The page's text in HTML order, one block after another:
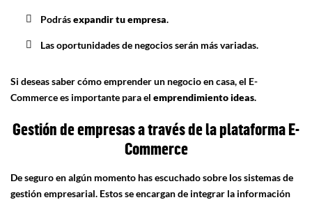
Podrásexpandir tu empresa.
Las oportunidades de negocios serán más variadas.
Si deseas saber cómo emprender un negocio en casa, el E-
Commerce es importante para el emprendimiento ideas.
Gestión de empresas a través de la plataforma E-
Commerce
De seguro en algún momento has escuchado sobre los sistemas de
gestión empresarial. Estos se encargan de integrar la información